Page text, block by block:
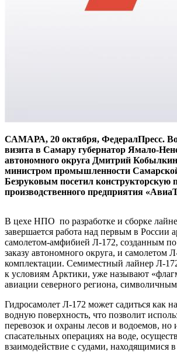
САМАРА, 20 октября, ФедералПресс. Во
визита в Самару губернатор Ямало-
автономного округа Дмитрий Кобылкин
министром промышленности
Безруковым посетил конструкторскую
производственного предприятия
В цехе НПО по разработке и сборке
завершается работа над первым в России
самолетом-амфибией Л-172, созданным
заказу автономного округа, и самолетом
комплектации. Семиместный лайнер Л-
к условиям Арктики, уже называют
авиации северного региона,
Гидросамолет Л-172 может садиться как
водную поверхность, что позволит
перевозок и охраны лесов и водоемов, но
спасательных операциях на воде,
взаимодействие с судами, находящимися